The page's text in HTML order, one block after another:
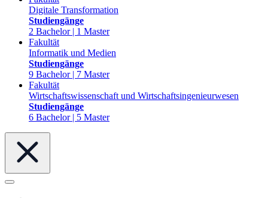
Digitale Transformation
Studiengänge
2 Bachelor | 1 Master
Fakultät
Informatik und Medien
Studiengänge
9 Bachelor | 7 Master
Fakultät
Wirtschaftswissenschaft und Wirtschaftsingenieurwesen
Studiengänge
6 Bachelor | 5 Master